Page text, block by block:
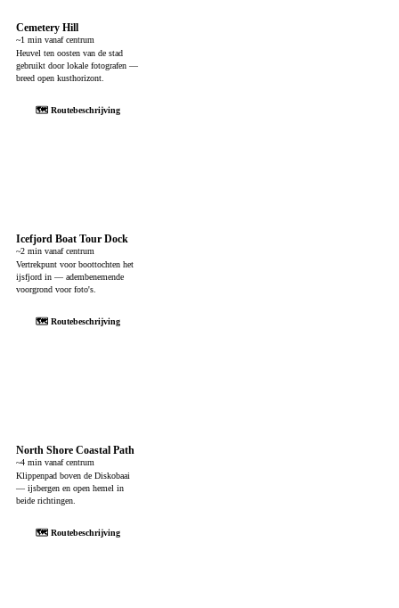
Cemetery Hill
~1 min vanaf centrum
Heuvel ten oosten van de stad
gebruikt door lokale fotografen —
breed open kusthorizont.
🗺 Routebeschrijving
Icefjord Boat Tour Dock
~2 min vanaf centrum
Vertrekpunt voor boottochten het
ijsfjord in — adembenemende
voorgrond voor foto's.
🗺 Routebeschrijving
North Shore Coastal Path
~4 min vanaf centrum
Klippenpad boven de Diskobaai
— ijsbergen en open hemel in
beide richtingen.
🗺 Routebeschrijving